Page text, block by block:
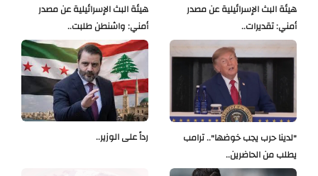
هيئة البث الإسرائيلية عن مصدر
أمني: واشنطن طلبت..
هيئة البث الإسرائيلية عن مصدر
أمني: تقديرات..
رداً على الوزير..
"لدينا حرب يجب خوضها".. ترامب
يطلب من الحاضرين..